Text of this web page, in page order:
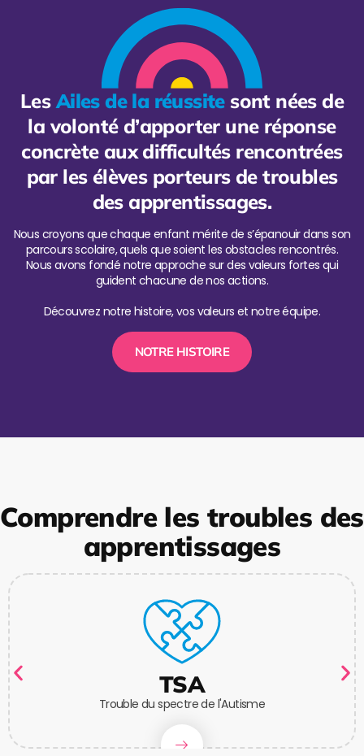
LesAiles de la réussitesont nées de
la volonté d’apporter une réponse
concrète aux difficultés rencontrées
par les élèves porteurs de troubles
des apprentissages.
Nous croyons que chaque enfant mérite de s’épanouir dans son
parcours scolaire, quels que soient les obstacles rencontrés.
Nous avons fondé notre approche sur des valeurs fortes qui
guident chacune de nos actions.
Découvrez notre histoire, vos valeurs et notre équipe.
NOTRE HISTOIRE
Comprendre les troubles des
apprentissages
TSA
Trouble du spectre de l'Autisme